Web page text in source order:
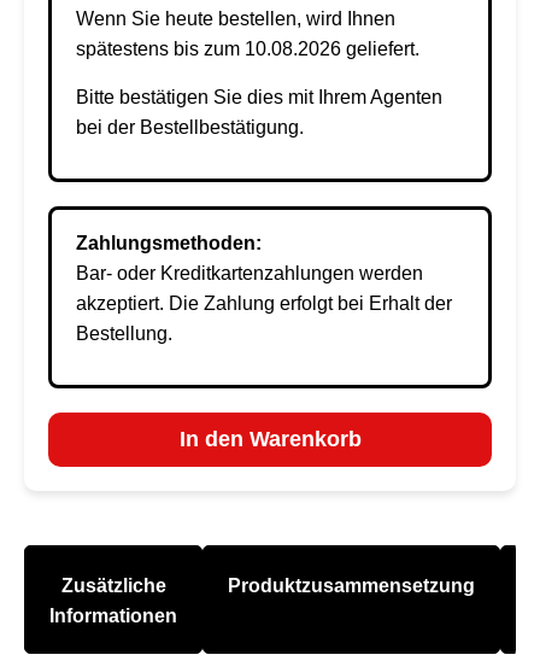
Wenn Sie heute bestellen, wird Ihnen
spätestens bis zum 10.08.2026 geliefert.
Bitte bestätigen Sie dies mit Ihrem Agenten
bei der Bestellbestätigung.
Zahlungsmethoden:
Bar- oder Kreditkartenzahlungen werden
akzeptiert. Die Zahlung erfolgt bei Erhalt der
Bestellung.
In den Warenkorb
Zusätzliche
Informationen
Produktzusammensetzung